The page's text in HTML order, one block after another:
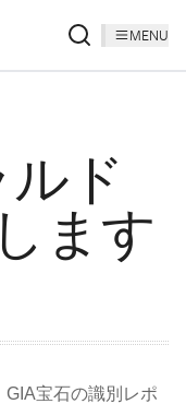
MENU
ド
ます
宝石の識別レポ